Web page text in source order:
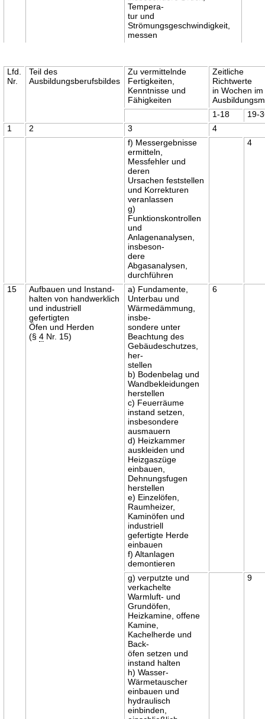
Tempera-
tur und
Strömungsgeschwindigkeit,
messen
Lfd.
Nr.
Teil des
Ausbildungsberufsbildes
Zu vermittelnde
Fertigkeiten,
Kenntnisse und
Fähigkeiten
Zeitliche
Richtwerte
in Wochen im
1-18
19-
1
2 3
4
f) Messergebnisse
ermitteln,
Messfehler und
deren
Ursachen feststellen
und Korrekturen
veranlassen
g)
Funktionskontrollen
und
Anlagenanalysen,
insbeson-
dere
Abgasanalysen,
durchführen
4
15
Aufbauen und Instand-
halten von handwerklich
und industriell
gefertigten
Öfen und Herden
(§4 Nr. 15)
a) Fundamente,
Unterbau und
Wärmedämmung,
insbe-
sondere unter
Beachtung des
Gebäudeschutzes,
her-
stellen
b) Bodenbelag und
Wandbekleidungen
herstellen
c) Feuerräume
instand setzen,
insbesondere
ausmauern
d) Heizkammer
auskleiden und
Heizgaszüge
einbauen,
Dehnungsfugen
herstellen
e) Einzelöfen,
Raumheizer,
Kaminöfen und
industriell
gefertigte Herde
einbauen
f) Altanlagen
demontieren
6
g) verputzte und
verkachelte
Warmluft- und
Grundöfen,
Heizkamine, offene
Kamine,
Kachelherde und
Back-
öfen setzen und
instand halten
h) Wasser-
Wärmetauscher
einbauen und
hydraulisch
einbinden,
9